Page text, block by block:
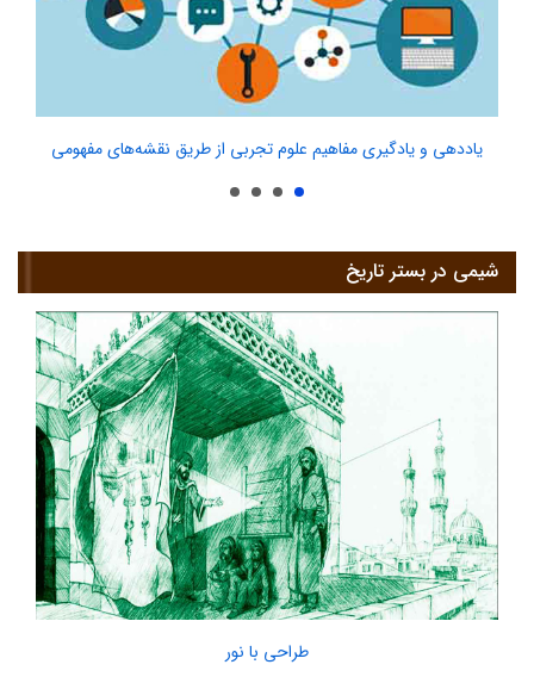
یاددهی و یادگیری مفاهیم علوم تجربی از طریق نقشه‌های مفهومی
شیمی در بستر تاریخ
طراحی با نور